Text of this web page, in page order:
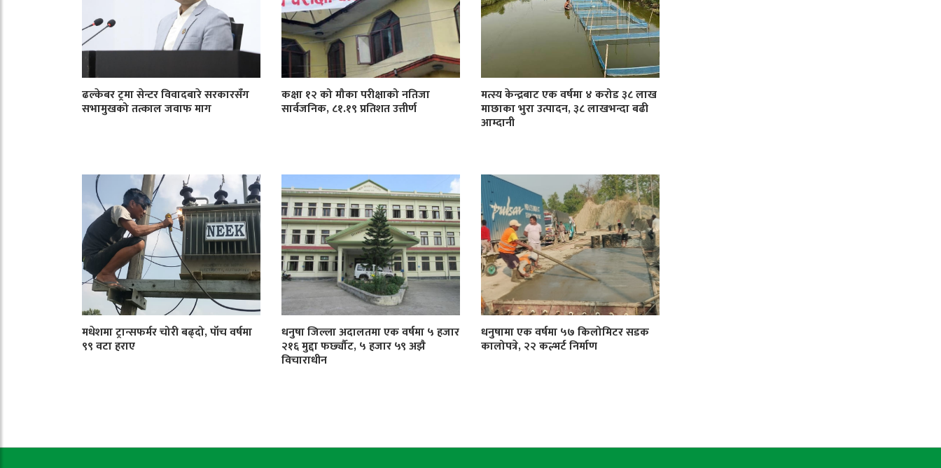
ढल्केबर ट्रमा सेन्टर विवादबारे सरकारसँग
सभामुखको तत्काल जवाफ माग
कक्षा १२ को मौका परीक्षाको नतिजा
सार्वजनिक, ८१.१९ प्रतिशत उत्तीर्ण
मत्स्य केन्द्रबाट एक वर्षमा ४ करोड ३८ लाख
माछाका भुरा उत्पादन, ३८ लाखभन्दा बढी
आम्दानी
मधेशमा ट्रान्सफर्मर चोरी बढ्दो, पाँच वर्षमा
९९ वटा हराए
धनुषा जिल्ला अदालतमा एक वर्षमा ५ हजार
२१६ मुद्दा फर्छ्यौट, ५ हजार ५९ अझै
विचाराधीन
धनुषामा एक वर्षमा ५७ किलोमिटर सडक
कालोपत्रे, २२ कल्भर्ट निर्माण